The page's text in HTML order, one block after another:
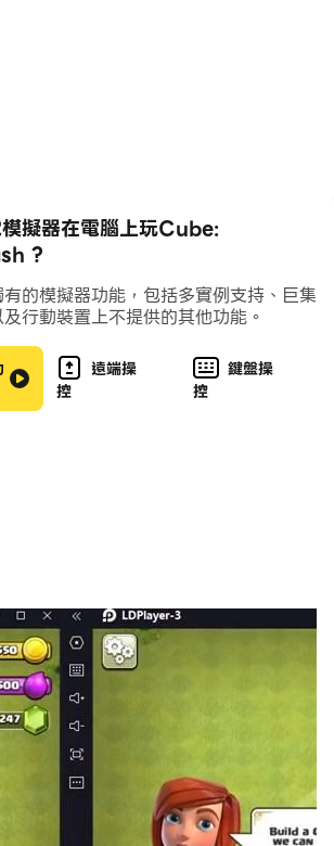
擬器在電腦上玩Cube:
?
的模擬器功能，包括多實例支持、巨集
行動裝置上不提供的其他功能。
遠端操
控
鍵盤操
控